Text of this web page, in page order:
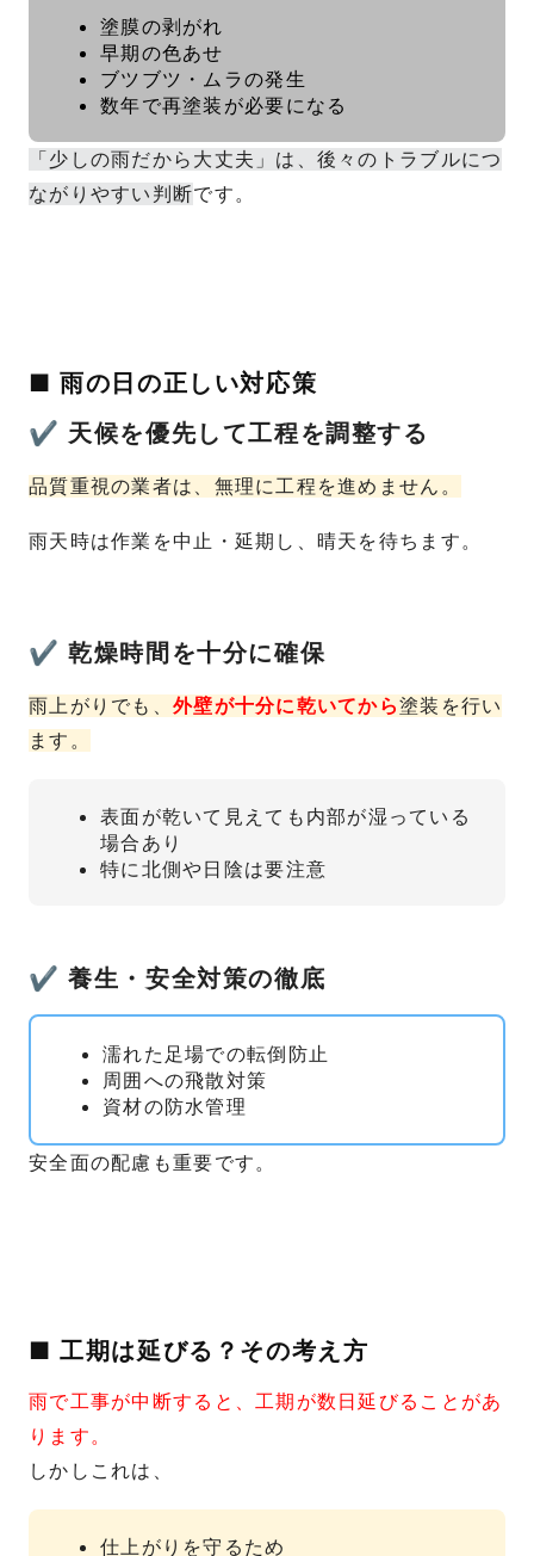
塗膜の剥がれ
早期の色あせ
ブツブツ・ムラの発生
数年で再塗装が必要になる
「少しの雨だから大丈夫」は、後々のトラブルにつ
ながりやすい判断です。
■ 雨の日の正しい対応策
✔ 天候を優先して工程を調整する
品質重視の業者は、無理に工程を進めません。
雨天時は作業を中止・延期し、晴天を待ちます。
✔ 乾燥時間を十分に確保
雨上がりでも、 外壁が十分に乾いてから塗装を行い
ます。
表面が乾いて見えても内部が湿っている
場合あり
特に北側や日陰は要注意
✔ 養生・安全対策の徹底
濡れた足場での転倒防止
周囲への飛散対策
資材の防水管理
安全面の配慮も重要です。
■ 工期は延びる？その考え方
雨で工事が中断すると、工期が数日延びることがあ
ります。
しかしこれは、
仕上がりを守るため